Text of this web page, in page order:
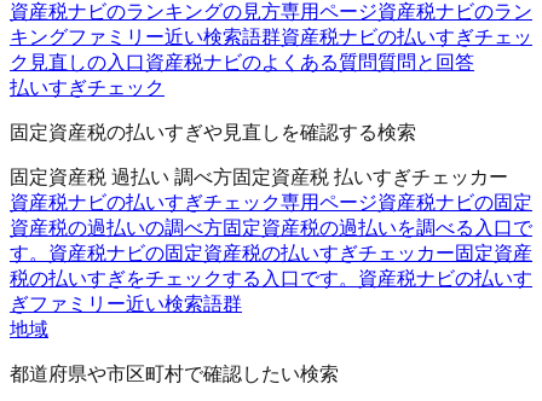
資産税ナビのランキングの見方専用ページ資産税ナビのラン
キングファミリー近い検索語群資産税ナビの払いすぎチェッ
ク 見直しの入口資産税ナビのよくある質問質問と回答
払いすぎチェック
固定資産税の払いすぎや見直しを確認する検索
固定資産税 過払い 調べ方固定資産税 払いすぎチェッカー
資産税ナビの払いすぎチェック専用ページ資産税ナビの固定
資産税の過払いの調べ方固定資産税の過払いを調べる入口で
す。 資産税ナビの固定資産税の払いすぎチェッカー固定資産
税の払いすぎをチェックする入口です。 資産税ナビの払いす
ぎファミリー近い検索語群
地域
都道府県や市区町村で確認したい検索